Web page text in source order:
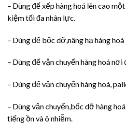
– Dùng để xếp hàng hoá lên cao
kiệm tối đa nhân lực.
– Dùng để bốc dỡ,nâng hạ hàng
– Dùng để vận chuyển hàng hoá nơi
– Dùng để vận chuyển hàng hoá,
– Dùng vận chuyển,bốc dỡ hàng
tiếng ồn và ô nhiễm.